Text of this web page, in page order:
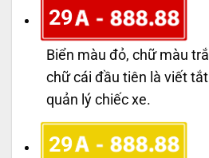
29
Biển màu đỏ, chữ màu
chữ cái đầu tiên là viết
quản lý chiếc xe.
29